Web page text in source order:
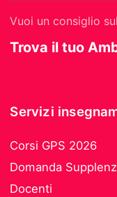
Vuoi un consiglio
Trova il tuo
Servizi
Corsi GPS 2026
Domanda
Docenti